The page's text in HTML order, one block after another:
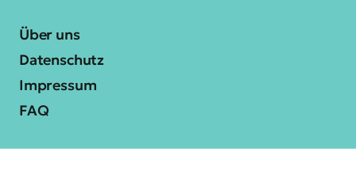
Über uns
Datenschutz
Impressum
FAQ